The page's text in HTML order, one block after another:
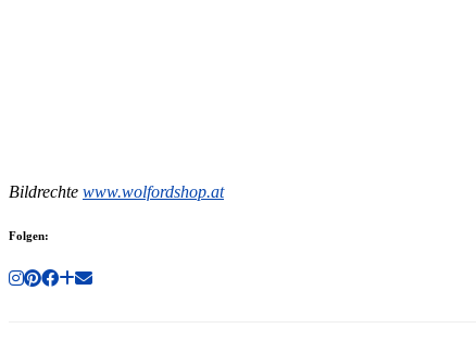
Bildrechte www.wolfordshop.at
Folgen: